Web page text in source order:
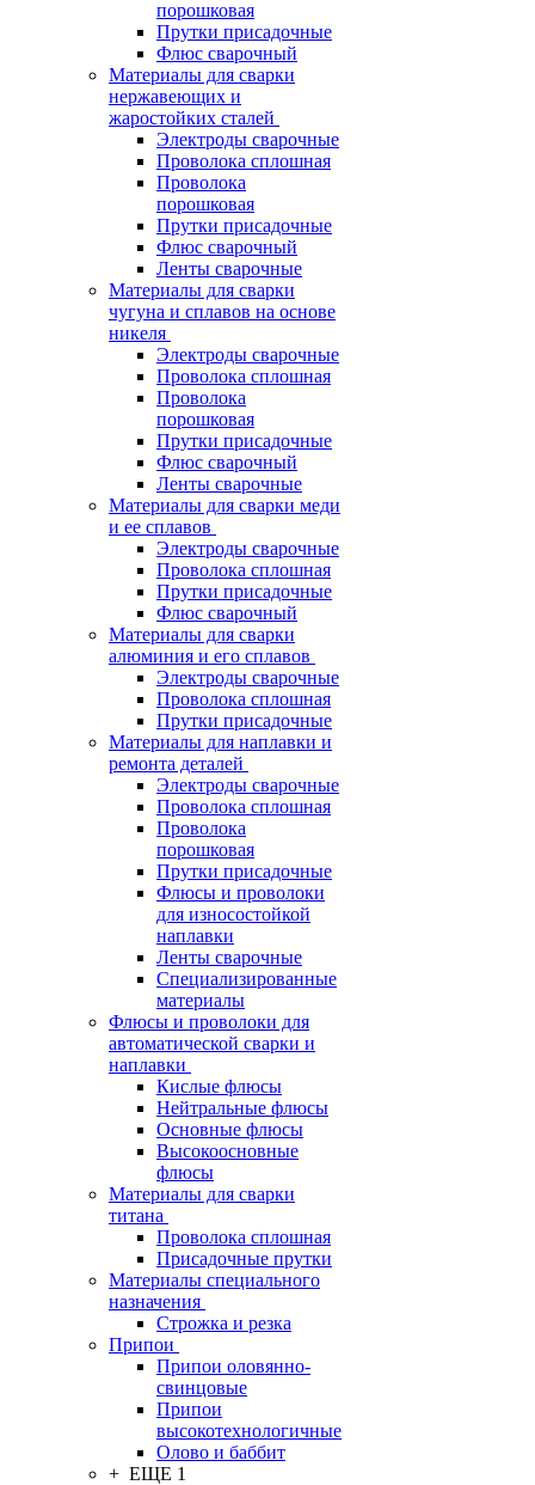
порошковая
Прутки присадочные
Флюс сварочный
Материалы для сварки
нержавеющих и
жаростойких сталей
Электроды сварочные
Проволока сплошная
Проволока
порошковая
Прутки присадочные
Флюс сварочный
Ленты сварочные
Материалы для сварки
чугуна и сплавов на основе
никеля
Электроды сварочные
Проволока сплошная
Проволока
порошковая
Прутки присадочные
Флюс сварочный
Ленты сварочные
Материалы для сварки меди
и ее сплавов
Электроды сварочные
Проволока сплошная
Прутки присадочные
Флюс сварочный
Материалы для сварки
алюминия и его сплавов
Электроды сварочные
Проволока сплошная
Прутки присадочные
Материалы для наплавки и
ремонта деталей
Электроды сварочные
Проволока сплошная
Проволока
порошковая
Прутки присадочные
Флюсы и проволоки
для износостойкой
наплавки
Ленты сварочные
Специализированные
материалы
Флюсы и проволоки для
автоматической сварки и
наплавки
Кислые флюсы
Нейтральные флюсы
Основные флюсы
Высокоосновные
флюсы
Материалы для сварки
титана
Проволока сплошная
Присадочные прутки
Материалы специального
назначения
Строжка и резка
Припои
Припои оловянно-
свинцовые
Припои
высокотехнологичные
Олово и баббит
+ ЕЩЕ 1